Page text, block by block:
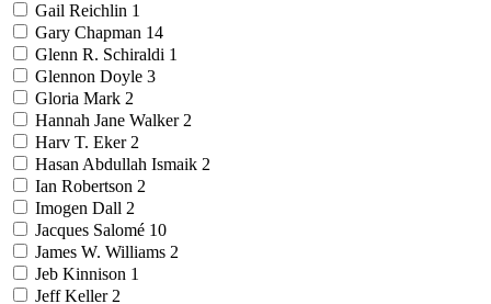
Gail Reichlin 1
Gary Chapman 14
Glenn R. Schiraldi 1
Glennon Doyle 3
Gloria Mark 2
Hannah Jane Walker 2
Harv T. Eker 2
Hasan Abdullah Ismaik 2
Ian Robertson 2
Imogen Dall 2
Jacques Salomé 10
James W. Williams 2
Jeb Kinnison 1
Jeff Keller 2